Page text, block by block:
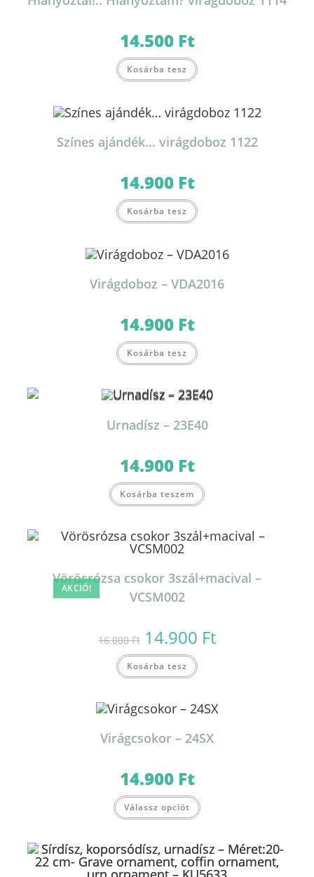
14.500 Ft
Kosárba tesz
Színes ajándék… virágdoboz 1122
14.900 Ft
Kosárba tesz
Virágdoboz – VDA2016
14.900 Ft
Kosárba tesz
Urnadísz – 23E40
14.900 Ft
Kosárba teszem
AKCIÓ!
Vörösrózsa csokor 3szál+macival –
VCSM002
16.000Ft
Original
price
was:
16.000 Ft.
14.900 FtCurrent
price
Kosárba tesz
Virágcsokor – 24SX
14.900 Ft
Válassz opciót